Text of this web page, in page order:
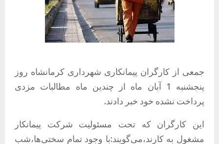
جمعی از کارگران پیمانکاری شهرداری کرمانشاه روز
پنجشنبه 1 آبان ماه از چندین ماه مطالبات مزدی
پرداخت نشده خود خبر دادند.
این کارگران که تحت مسئولیت شرکت پیمانکار
مشغول به کارند،می‌گویند:با وجود تمام سختی‌ها،شب